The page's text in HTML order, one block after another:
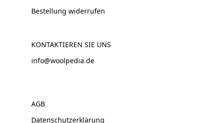
Bestellung widerrufen
KONTAKTIEREN SIE UNS
info@woolpedia.de
AGB
Datenschutzerklärung